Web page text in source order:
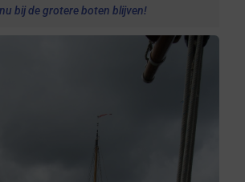
bij de grotere boten blijven!